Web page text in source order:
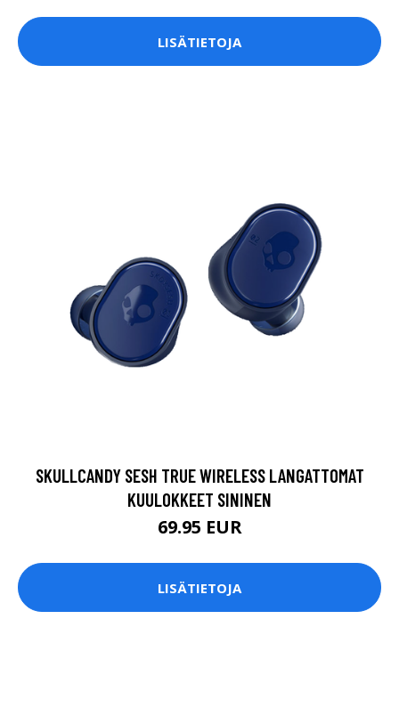
LISÄTIETOJA
SKULLCANDY SESH TRUE WIRELESS LANGATTOMAT
KUULOKKEET SININEN
69.95 EUR
LISÄTIETOJA